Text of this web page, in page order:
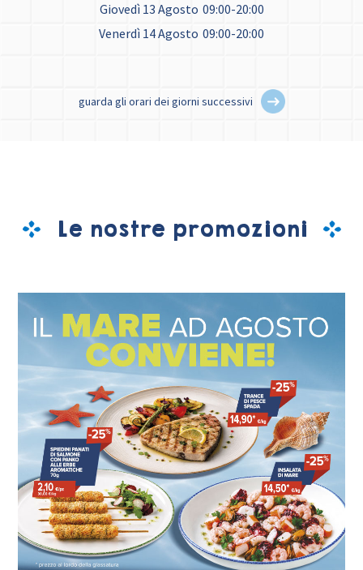
Giovedì 13 Agosto 09:00-20:00
Venerdì 14 Agosto 09:00-20:00
guarda gli orari dei giorni successivi
Le nostre promozioni